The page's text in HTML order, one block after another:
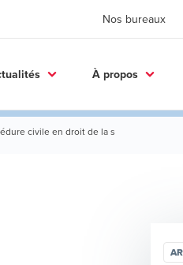
Nos bureaux
À propos
civile en droit de la s